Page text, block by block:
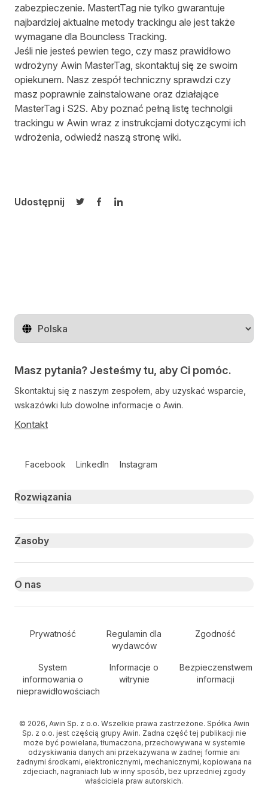
zabezpieczenie. MastertTag nie tylko gwarantuje
najbardziej aktualne metody trackingu ale jest także
wymagane dla Bouncless Tracking.
Jeśli nie jesteś pewien tego, czy masz prawidłowo
wdrożyny Awin MasterTag, skontaktuj się ze swoim
opiekunem. Nasz zespół techniczny sprawdzi czy
masz poprawnie zainstalowane oraz działające
MasterTag i S2S. Aby poznać pełną listę technolgii
trackingu w Awin wraz z instrukcjami dotyczącymi ich
wdrożenia, odwiedź naszą stronę wiki.
Udostępnij
Udostępnij na Twitterze
Udostępnij na Facebooku
Udostępnij na LinkedIn
Zmień region
Masz pytania? Jesteśmy tu, aby Ci pomóc.
Skontaktuj się z naszym zespołem, aby uzyskać wsparcie,
wskazówki lub dowolne informacje o Awin.
Kontakt
Facebook LinkedIn Instagram
Primary footer navigation
Rozwiązania
Zasoby
O nas
Secondary Footer Navigation
Prywatność
Regulamin dla
wydawców
Zgodność
System
informowania o
nieprawidłowościach
Informacje o
witrynie
Bezpieczenstwem
informacji
© 2026, Awin Sp. z o.o. Wszelkie prawa zastrzeżone. Spółka Awin
Sp. z o.o. jest częścią grupy Awin. Żadna część tej publikacji nie
może być powielana, tłumaczona, przechowywana w systemie
odzyskiwania danych ani przekazywana w żadnej formie ani
żadnymi środkami, elektronicznymi, mechanicznymi, kopiowana na
zdjeciach, nagraniach lub w inny sposób, bez uprzedniej zgody
właściciela praw autorskich.